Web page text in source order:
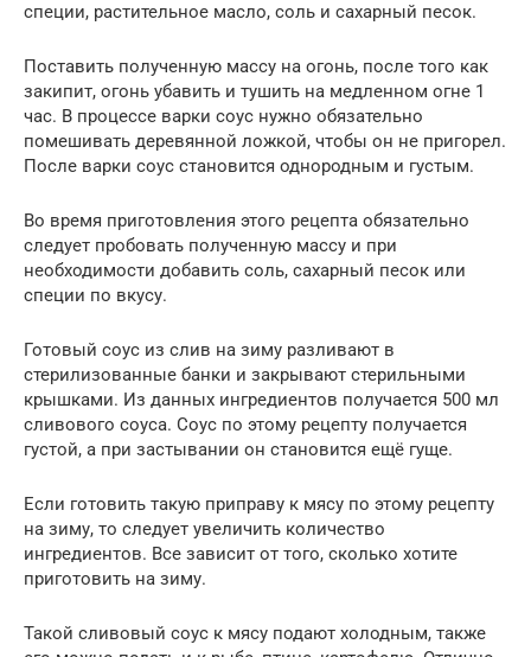
специи, растительное масло, соль и сахарный песок.
Поставить полученную массу на огонь, после того как
закипит, огонь убавить и тушить на медленном огне 1
час. В процессе варки соус нужно обязательно
помешивать деревянной ложкой, чтобы он не пригорел.
После варки соус становится однородным и густым.
Во время приготовления этого рецепта обязательно
следует пробовать полученную массу и при
необходимости добавить соль, сахарный песок или
специи по вкусу.
Готовый соус из слив на зиму разливают в
стерилизованные банки и закрывают стерильными
крышками. Из данных ингредиентов получается 500 мл
сливового соуса. Соус по этому рецепту получается
густой, а при застывании он становится ещё гуще.
Если готовить такую приправу к мясу по этому рецепту
на зиму, то следует увеличить количество
ингредиентов. Все зависит от того, сколько хотите
приготовить на зиму.
Такой сливовый соус к мясу подают холодным, также